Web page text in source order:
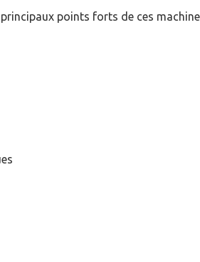
points forts de ces